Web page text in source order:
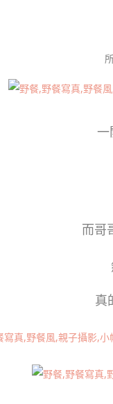
一
而哥
真